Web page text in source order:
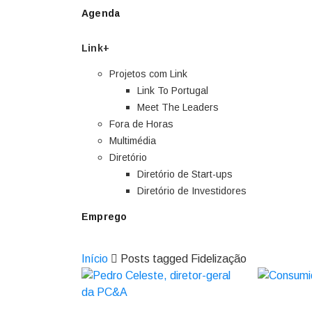
Agenda
Link+
Projetos com Link
Link To Portugal
Meet The Leaders
Fora de Horas
Multimédia
Diretório
Diretório de Start-ups
Diretório de Investidores
Emprego
Início Posts tagged Fidelização